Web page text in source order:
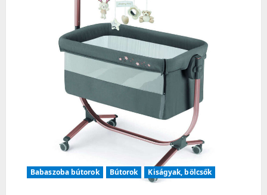
Babaszoba bútorok Bútorok Kiságyak, bölcsők